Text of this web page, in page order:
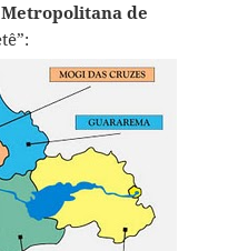
Metropolitana de